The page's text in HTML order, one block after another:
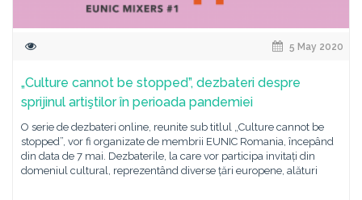
5 May 2020
„Culture cannot be stopped”, dezbateri despre
sprijinul artiştilor în perioada pandemiei
O serie de dezbateri online, reunite sub titlul „Culture cannot be
stopped”, vor fi organizate de membrii EUNIC Romania, începând
din data de 7 mai. Dezbaterile, la care vor participa invitați din
domeniul cultural, reprezentând diverse țări europene, alături